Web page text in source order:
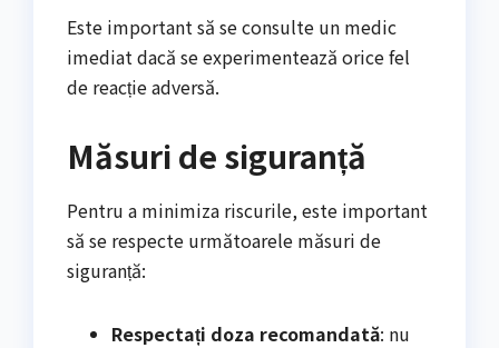
Este important să se consulte un medic
imediat dacă se experimentează orice fel
de reacție adversă.
Măsuri de siguranță
Pentru a minimiza riscurile, este important
să se respecte următoarele măsuri de
siguranță:
Respectați doza recomandată: nu